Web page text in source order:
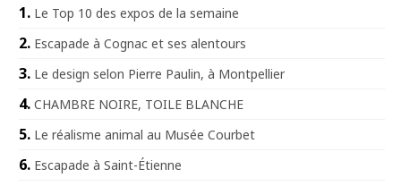
Le Top 10 des expos de la semaine
Escapade à Cognac et ses alentours
Le design selon Pierre Paulin, à Montpellier
CHAMBRE NOIRE, TOILE BLANCHE
Le réalisme animal au Musée Courbet
Escapade à Saint-Étienne